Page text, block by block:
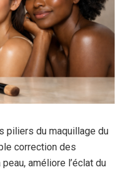
piliers du maquillage du
correction des
améliore l’éclat du